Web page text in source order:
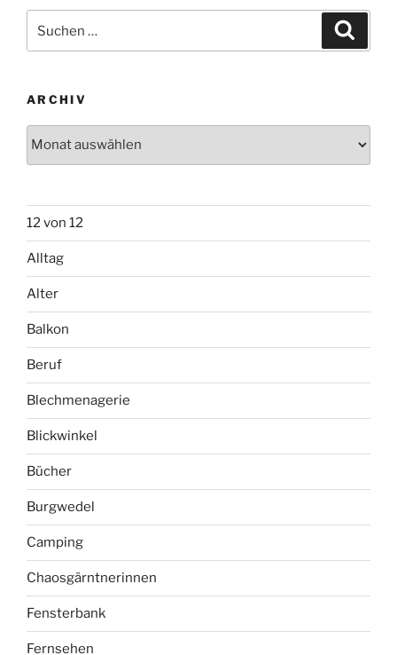
12 von 12
Alltag
Alter
Balkon
Beruf
Blechmenagerie
Blickwinkel
Bücher
Burgwedel
Camping
Chaosgärntnerinnen
Fensterbank
Fernsehen
Film